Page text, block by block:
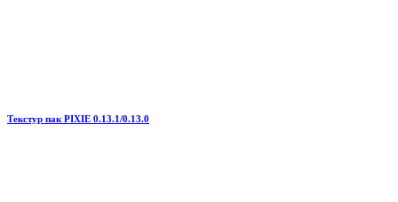
Текстур пак PIXIE 0.13.1/0.13.0